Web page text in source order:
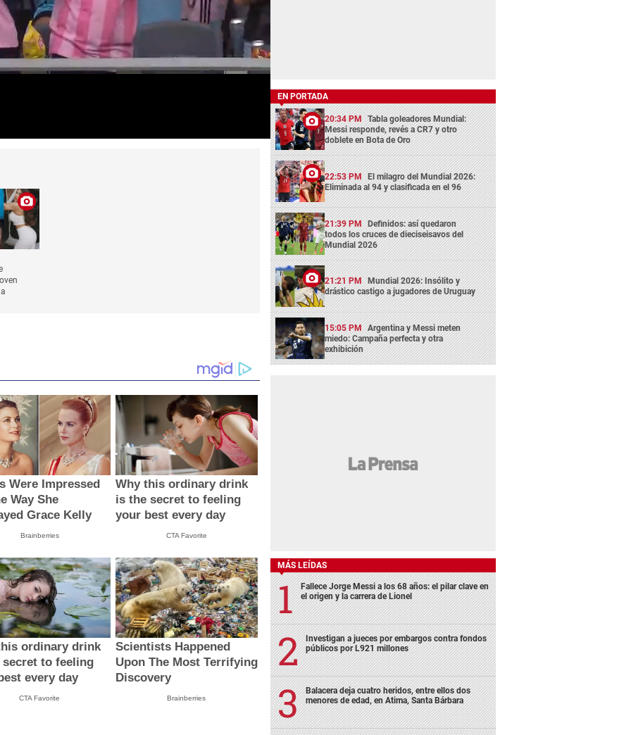
Were Impressed
Way She
Grace Kelly
Brainberries
Why this ordinary drink
is the secret to feeling
your best every day
CTA Favorite
ordinary drink
secret to feeling
every day
CTA Favorite
Scientists Happened
Upon The Most Terrifying
Discovery
Brainberries
EN PORTADA
20:34 PM Tabla goleadores Mundial:
Messi responde, revés a CR7 y otro
doblete en Bota de Oro
22:53 PM El milagro del Mundial 2026:
Eliminada al 94 y clasificada en el 96
21:39 PM Definidos: así quedaron
todos los cruces de dieciseisavos del
Mundial 2026
21:21 PM Mundial 2026: Insólito y
drástico castigo a jugadores de Uruguay
15:05 PM Argentina y Messi meten
miedo: Campaña perfecta y otra
exhibición
MÁS LEÍDAS
Fallece Jorge Messi a los 68 años: el pilar clave en
el origen y la carrera de Lionel
Investigan a jueces por embargos contra fondos
públicos por L921 millones
Balacera deja cuatro heridos, entre ellos dos
menores de edad, en Atima, Santa Bárbara